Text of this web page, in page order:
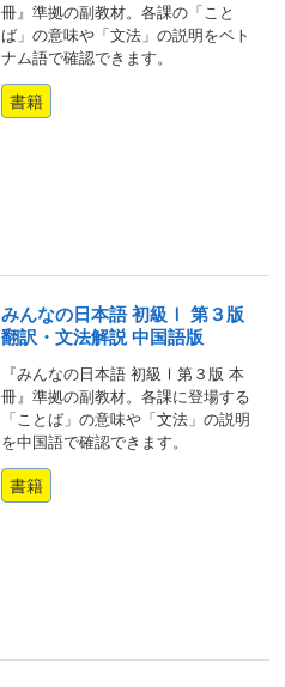
冊』準拠の副教材。各課の「こと
ば」の意味や「文法」の説明をベト
ナム語で確認できます。
書籍
みんなの日本語 初級Ⅰ 第３版
翻訳・文法解説 中国語版
『みんなの日本語 初級Ⅰ第３版 本
冊』準拠の副教材。各課に登場する
「ことば」の意味や「文法」の説明
を中国語で確認できます。
書籍